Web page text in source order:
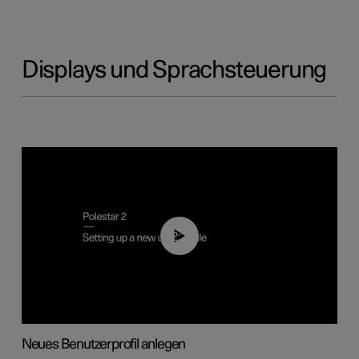
Displays und Sprachsteuerung
02:25
Neues Benutzerprofil anlegen